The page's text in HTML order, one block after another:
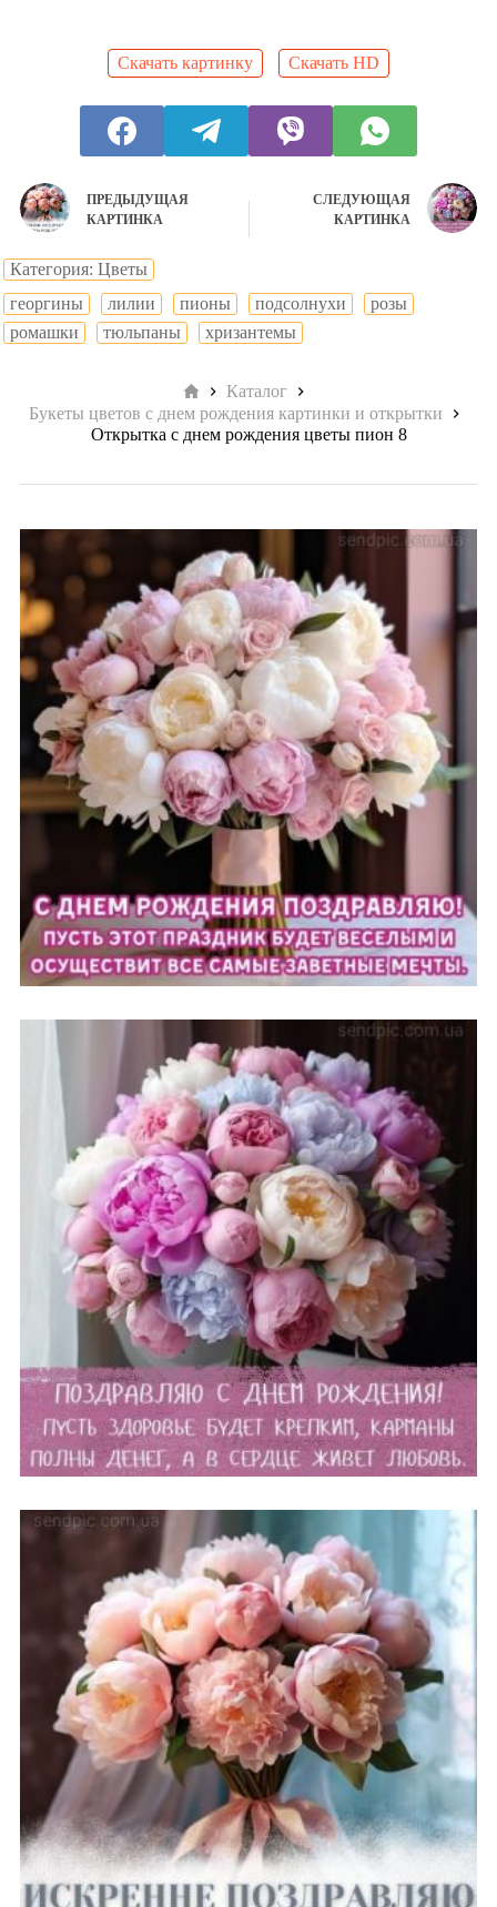
Скачать картинку Скачать HD
ПРЕДЫДУЩАЯ
КАРТИНКА
СЛЕДУЮЩАЯ
КАРТИНКА
Категория: Цветы
георгины
лилии пионы подсолнухи
розы
ромашки
тюльпаны хризантемы
Главная
Каталог
Букеты цветов с днем рождения картинки и открытки
Открытка с днем рождения цветы пион 8